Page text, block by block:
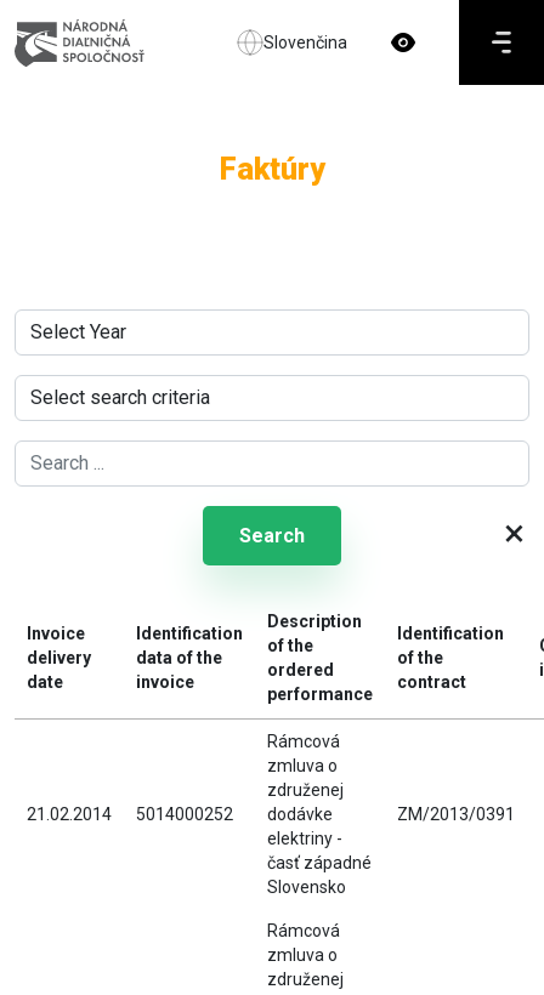
Slovenčina
Faktúry
Search ×
Invoice
delivery
date
Identification
data of the
invoice
Description
of the
ordered
performance
Identification
of the
contract
21.02.2014 5014000252
Rámcová
zmluva o
združenej
dodávke
elektriny -
časť západné
Slovensko
ZM/2013/0391
Rámcová
zmluva o
združenej